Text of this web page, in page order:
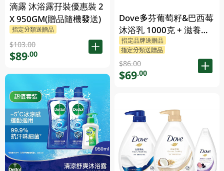
滴露 沐浴露孖裝優惠裝 2
X 950GM(贈品隨機發送)
指定分類送贈品
$103.00
$89.00
Dove多芬葡萄籽&巴西莓
沐浴乳 1000克 + 滋養柔
嫰沐浴乳 1000克 + 隨機
贈品 200克
指定品牌送贈品
指定分類送贈品
$86.00
$69.00